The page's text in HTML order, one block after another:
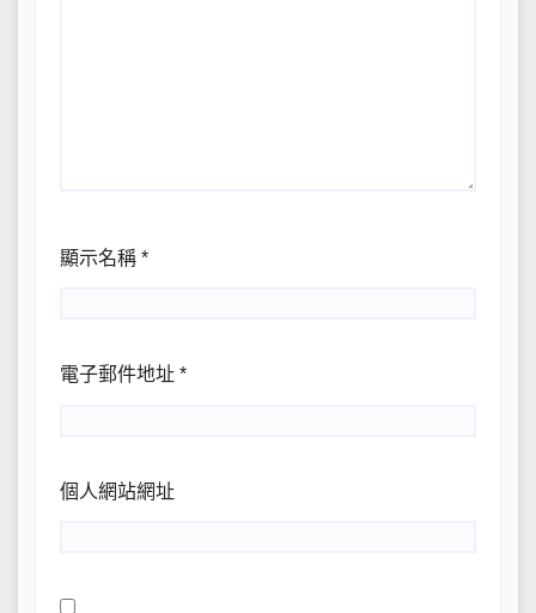
顯示名稱 *
電子郵件地址 *
個人網站網址